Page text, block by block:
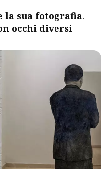
la sua fotografia.
occhi diversi